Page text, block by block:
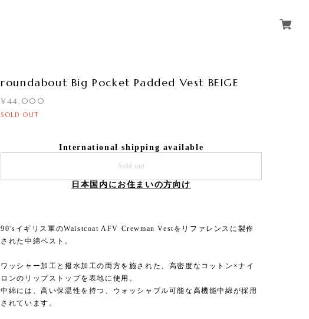
roundabout Big Pocket Padded Vest BEIGE
¥44,000
SOLD OUT
International shipping available
Sold out
日本国内にお住まいの方向け
90'sイギリス軍のWaistcoat AFV Crewman Vestをリファレンスに製作
された中綿ベスト。
ワッシャー加工と撥水加工の両方を施された、高密度なコットン×ナイ
ロンのリップストップを表地に使用。
中綿には、高い保温性を持つ、ウォッシャブル可能な高機能中綿が採用
されています。